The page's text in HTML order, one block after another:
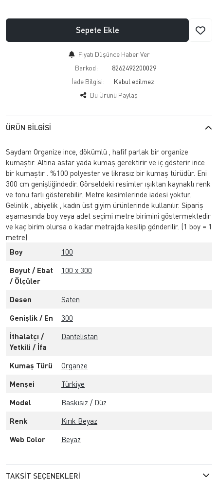
Sepete Ekle
Fiyatı Düşünce Haber Ver
Barkod:
8262492200029
İade Bilgisi:
Bu Ürünü Paylaş
ÜRÜN BILGISI
Saydam Organize ince, dökümlü , hafif parlak bir organize
kumaştır. Altına astar yada kumaş gerektirir ve iç gösterir ince
bir kumaştır . %100 polyester ve likrasız bir kumaş türüdür. Eni
300 cm genişliğindedir. Görseldeki resimler ışıktan kaynaklı renk
ve tonu farlı gösterebilir. Metre kesimlerinde iadesi yoktur.
Gelinlik , abiyelik , kadın üst giyim ürünlerinde kullanılır. Sipariş
aşamasında boy veya adet seçimi metre birimini göstermektedir
ve kaç birim olursa o kadar metrajda kesilip gönderilir. (1 boy = 1
metre)
Boy
100
Boyut / Ebat
/ Ölçüler
100 x 300
Desen Saten
Genişlik / En 300
İthalatçı /
Yetkili / İfa
Dantelistan
Kumaş Türü Organze
Menşei Türkiye
Model Baskısız / Düz
Renk Kırık Beyaz
Web Color Beyaz
TAKSIT SEÇENEKLERI